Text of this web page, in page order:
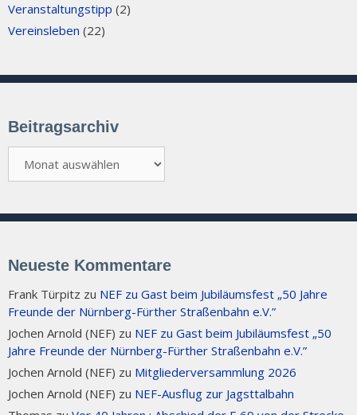
Veranstaltungstipp (2)
Vereinsleben (22)
Beitragsarchiv
Neueste Kommentare
Frank Türpitz zu NEF zu Gast beim Jubiläumsfest „50 Jahre
Freunde der Nürnberg-Fürther Straßenbahn e.V.”
Jochen Arnold (NEF) zu NEF zu Gast beim Jubiläumsfest „50
Jahre Freunde der Nürnberg-Fürther Straßenbahn e.V.”
Jochen Arnold (NEF) zu Mitgliederversammlung 2026
Jochen Arnold (NEF) zu NEF-Ausflug zur Jagsttalbahn